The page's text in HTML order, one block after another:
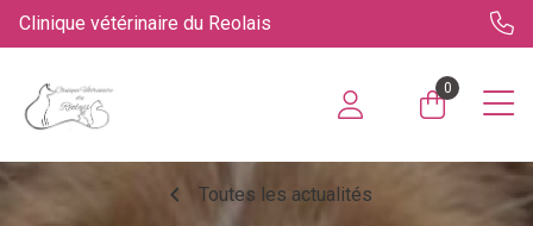
Clinique vétérinaire du Reolais
0
chevron_left Toutes les actualités